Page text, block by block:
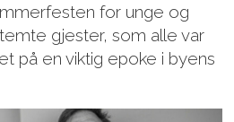
for unge og
gjester, som alle var
på en viktig epoke i byens